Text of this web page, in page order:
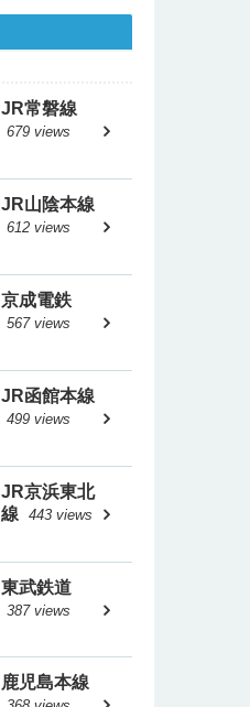
JR常磐線
679 views
JR山陰本線
612 views
京成電鉄
567 views
JR函館本線
499 views
JR京浜東北
線 443 views
東武鉄道
387 views
鹿児島本線